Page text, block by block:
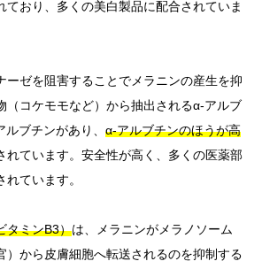
ており、多くの美白製品に配合されていま
ーゼを阻害することでメラニンの産生を抑
（コケモモなど）から抽出されるα-アルブ
ブチンがあり、 α-アルブチンのほうが高
れています。安全性が高く、多くの医薬部
ています。
タミンB3）は、メラニンがメラノソーム
）から皮膚細胞へ転送されるのを抑制する